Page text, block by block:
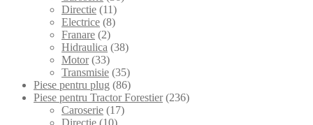
Directie (11)
Electrice (8)
Franare (2)
Hidraulica (38)
Motor (33)
Transmisie (35)
Piese pentru plug (86)
Piese pentru Tractor Forestier (236)
Caroserie (17)